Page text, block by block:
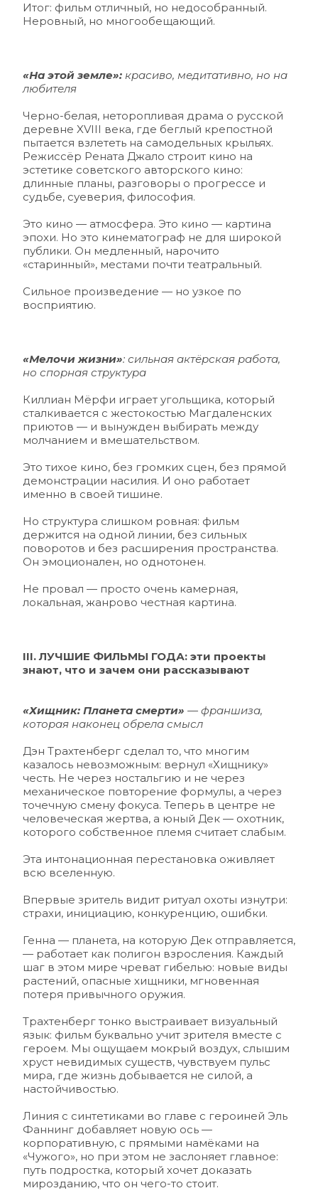
Итог: фильм отличный, но недособранный.
Неровный, но многообещающий.
«На этой земле»: красиво, медитативно, но на
любителя
Черно-белая, неторопливая драма о русской
деревне XVIII века, где беглый крепостной
пытается взлететь на самодельных крыльях.
Режиссёр Рената Джало строит кино на
эстетике советского авторского кино:
длинные планы, разговоры о прогрессе и
судьбе, суеверия, философия.
Это кино — атмосфера. Это кино — картина
эпохи. Но это кинематограф не для широкой
публики. Он медленный, нарочито
«старинный», местами почти театральный.
Сильное произведение — но узкое по
восприятию.
«Мелочи жизни»: сильная актёрская работа,
но спорная структура
Киллиан Мёрфи играет угольщика, который
сталкивается с жестокостью Магдаленских
приютов — и вынужден выбирать между
молчанием и вмешательством.
Это тихое кино, без громких сцен, без прямой
демонстрации насилия. И оно работает
именно в своей тишине.
Но структура слишком ровная: фильм
держится на одной линии, без сильных
поворотов и без расширения пространства.
Он эмоционален, но однотонен.
Не провал — просто очень камерная,
локальная, жанрово честная картина.
III. ЛУЧШИЕ ФИЛЬМЫ ГОДА: эти проекты
знают, что и зачем они рассказывают
«Хищник: Планета смерти» — франшиза,
которая наконец обрела смысл
Дэн Трахтенберг сделал то, что многим
казалось невозможным: вернул «Хищнику»
честь. Не через ностальгию и не через
механическое повторение формулы, а через
точечную смену фокуса. Теперь в центре не
человеческая жертва, а юный Дек — охотник,
которого собственное племя считает слабым.
Эта интонационная перестановка оживляет
всю вселенную.
Впервые зритель видит ритуал охоты изнутри:
страхи, инициацию, конкуренцию, ошибки.
Генна — планета, на которую Дек отправляется,
— работает как полигон взросления. Каждый
шаг в этом мире чреват гибелью: новые виды
растений, опасные хищники, мгновенная
потеря привычного оружия.
Трахтенберг тонко выстраивает визуальный
язык: фильм буквально учит зрителя вместе с
героем. Мы ощущаем мокрый воздух, слышим
хруст невидимых существ, чувствуем пульс
мира, где жизнь добывается не силой, а
настойчивостью.
Линия с синтетиками во главе с героиней Эль
Фаннинг добавляет новую ось —
корпоративную, с прямыми намёками на
«Чужого», но при этом не заслоняет главное:
путь подростка, который хочет доказать
мирозданию, что он чего-то стоит.